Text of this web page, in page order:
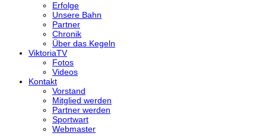
Erfolge
Unsere Bahn
Partner
Chronik
Über das Kegeln
ViktoriaTV
Fotos
Videos
Kontakt
Vorstand
Mitglied werden
Partner werden
Sportwart
Webmaster